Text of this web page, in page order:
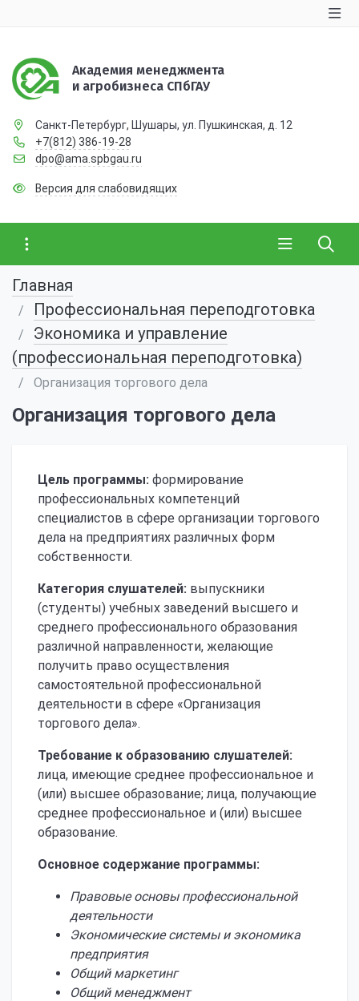
Академия менеджмента
и агробизнеса СПбГАУ
Санкт-Петербург, Шушары, ул. Пушкинская, д. 12
+7(812) 386-19-28
dpo@ama.spbgau.ru
Версия для слабовидящих
Главная
Профессиональная переподготовка
Экономика и управление
(профессиональная переподготовка)
Организация торгового дела
Организация торгового дела
Цель программы: формирование
профессиональных компетенций
специалистов в сфере организации торгового
дела на предприятиях различных форм
собственности.
Категория слушателей: выпускники
(студенты) учебных заведений высшего и
среднего профессионального образования
различной направленности, желающие
получить право осуществления
самостоятельной профессиональной
деятельности в сфере «Организация
торгового дела».
Требование к образованию слушателей:
лица, имеющие среднее профессиональное и
(или) высшее образование; лица, получающие
среднее профессиональное и (или) высшее
образование.
Основное содержание программы:
Правовые основы профессиональной
деятельности
Экономические системы и экономика
предприятия
Общий маркетинг
Общий менеджмент